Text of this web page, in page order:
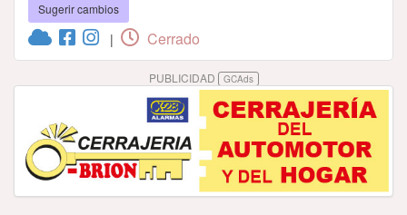
Sugerir cambios
| Cerrado
PUBLICIDAD GCAds